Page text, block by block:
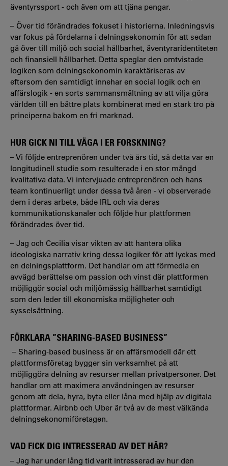
äventyrssport - och även om att tjäna pengar.
– Över tid förändrades fokuset i historierna. Inledningsvis
var fokus på fördelarna i delningsekonomin för att sedan
gå över till miljö och social hållbarhet, äventyraridentiteten
och finansiell hållbarhet. Detta speglar den omtvistade
logiken som delningsekonomin karaktäriseras av
eftersom den samtidigt innehar en social logik och en
affärslogik - en sorts sammansmältning av att vilja göra
världen till en bättre plats kombinerat med en stark tro på
principerna bakom en fri marknad.
HUR GICK NI TILL VÄGA I ER FORSKNING?
– Vi följde entreprenören under två års tid, så detta var en
longitudinell studie som resulterade i en stor mängd
kvalitativa data. Vi intervjuade entreprenören och hans
team kontinuerligt under dessa två åren - vi observerade
dem i deras arbete, både IRL och via deras
kommunikationskanaler och följde hur plattformen
förändrades över tid.
– Jag och Cecilia visar vikten av att hantera olika
ideologiska narrativ kring dessa logiker för att lyckas med
en delningsplattform. Det handlar om att förmedla en
avvägd berättelse om passion och vinst där plattformen
möjliggör social och miljömässig hållbarhet samtidigt
som den leder till ekonomiska möjligheter och
sysselsättning.
FÖRKLARA ”SHARING-BASED BUSINESS”
– Sharing-based business är en affärsmodell där ett
plattformsföretag bygger sin verksamhet på att
möjliggöra delning av resurser mellan privatpersoner. Det
handlar om att maximera användningen av resurser
genom att dela, hyra, byta eller låna med hjälp av digitala
plattformar. Airbnb och Uber är två av de mest välkända
delningsekonomiföretagen.
VAD FICK DIG INTRESSERAD AV DET HÄR?
– Jag har under lång tid varit intresserad av hur den